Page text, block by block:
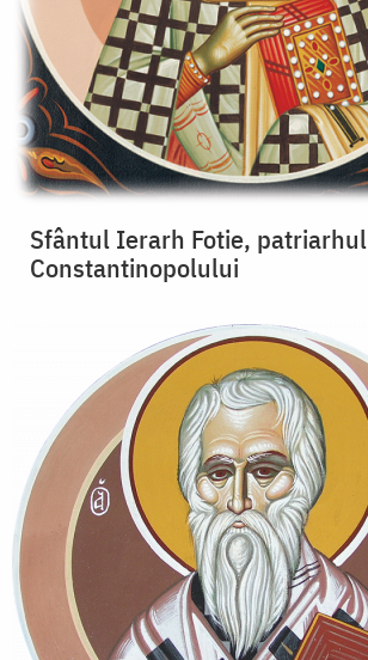
Sfântul Ierarh Fotie, patriarhul
Constantinopolului